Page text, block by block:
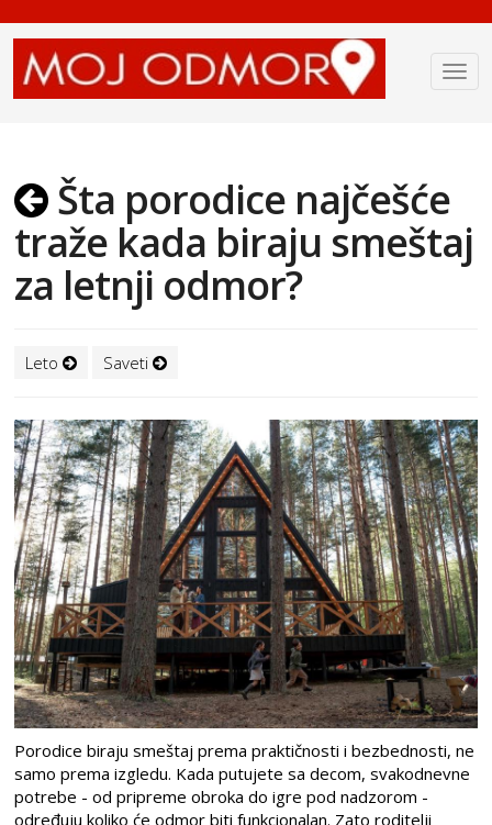
Šta porodice najčešće
traže kada biraju smeštaj
za letnji odmor?
Leto Saveti
Porodice biraju smeštaj prema praktičnosti i bezbednosti, ne
samo prema izgledu. Kada putujete sa decom, svakodnevne
potrebe - od pripreme obroka do igre pod nadzorom -
određuju koliko će odmor biti funkcionalan. Zato roditelji